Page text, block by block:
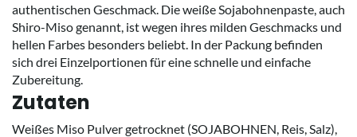
authentischen Geschmack. Die weiße Sojabohnenpaste, auch
Shiro-Miso genannt, ist wegen ihres milden Geschmacks und
hellen Farbes besonders beliebt. In der Packung befinden
sich drei Einzelportionen für eine schnelle und einfache
Zubereitung.
Zutaten
Weißes Miso Pulver getrocknet (SOJABOHNEN, Reis, Salz),